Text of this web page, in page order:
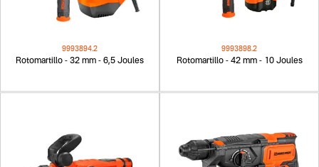
Rotomartillo - 32 mm - 6,5 Joules
9993894.2
Rotomartillo - 42 mm - 10 Joules
9993898.2